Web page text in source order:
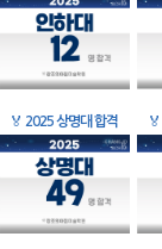
🏅 2025 상명대 합격 🏅